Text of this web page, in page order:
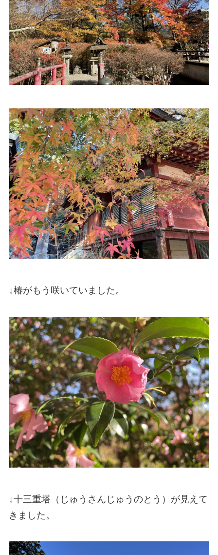
↓椿がもう咲いていました。
↓十三重塔（じゅうさんじゅうのとう）が見えて
きました。